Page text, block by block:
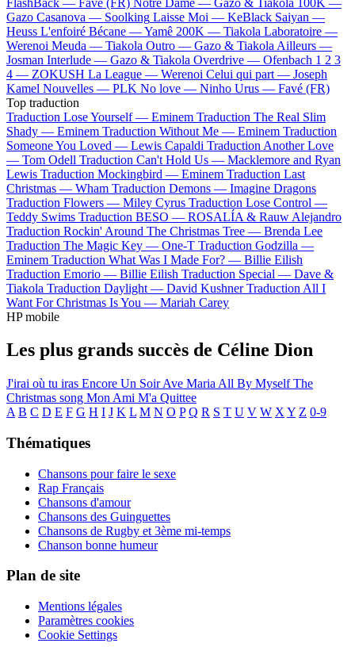
Gazo Casanova — Soolking Laisse Moi — KeBlack Saiyan —
Heuss L'enfoiré Bécane —Yamê 200K — Tiakola Laboratoire —
Werenoi Meuda — Tiakola Outro — Gazo & Tiakola Ailleurs —
Josman Interlude — Gazo & Tiakola Overdrive — Ofenbach 1 2 3
4 — ZOKUSH La League — Werenoi Celui qui part — Joseph
Kamel Nouvelles — PLK No love — Ninho Urus — Favé (FR)
Top traduction
Traduction Lose Yourself — Eminem Traduction The Real Slim
Shady — Eminem Traduction Without Me — Eminem Traduction
Someone You Loved — Lewis Capaldi Traduction Another Love
— Tom Odell Traduction Can't Hold Us — Macklemore and Ryan
Lewis Traduction Mockingbird — Eminem Traduction Last
Christmas — Wham Traduction Demons — Imagine Dragons
Traduction Flowers — Miley Cyrus Traduction Lose Control —
Teddy Swims Traduction BESO — ROSALÍA & Rauw Alejandro
Traduction Rockin' Around The Christmas Tree — Brenda Lee
Traduction The Magic Key — One-T Traduction Godzilla —
Eminem Traduction What Was I Made For? — Billie Eilish
Traduction Emorio — Billie Eilish Traduction Special — Dave &
Tiakola Traduction Daylight — David Kushner Traduction All I
Want For Christmas Is You — Mariah Carey
HP mobile
Les plus grands succès de Céline Dion
J'irai où tu iras Encore Un SoirAve Maria All By MyselfThe
Christmas song Mon Ami M'a Quittee
A B C D E F G H I J K L M N O P Q R S T U V W X Y Z 0-9
Thématiques
Chansons pour faire le sexe
Rap Français
Chansons d'amour
Chansons des Guinguettes
Chansons de Rugby et 3ème mi-temps
Chanson bonne humeur
Plan de site
Mentions légales
Paramètres cookies
Cookie Settings